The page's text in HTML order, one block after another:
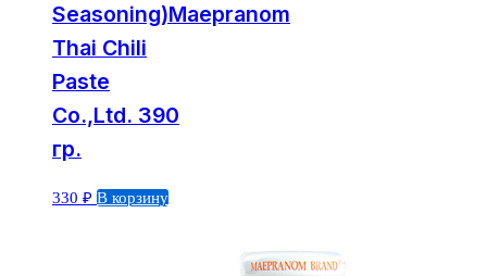
Seasoning)Maepranom
Thai Chili
Paste
Co.,Ltd. 390
гр.
330 ₽ В корзину